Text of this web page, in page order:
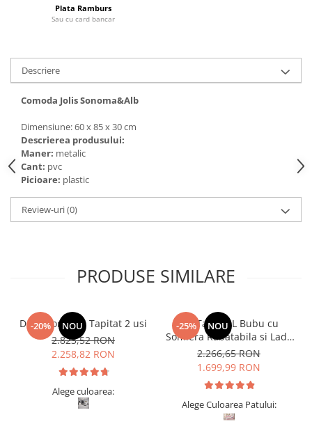
Plata Ramburs
Sau cu card bancar
Descriere
Comoda Jolis Sonoma&Alb
Dimensiune: 60 x 85 x 30 cm
Descrierea produsului:
Maner: metalic
Cant: pvc
Picioare: plastic
Review-uri(0)
PRODUSE SIMILARE
-20% NOU
Dormitor Vista Tapitat 2 usi
2.823,52 RON
2.258,82 RON
Alege culoarea:
-25% NOU
Pat Tapitat L Bubu cu
Somiera Rabatabila si Lada
de depozitare
2.266,65 RON
1.699,99 RON
Alege Culoarea Patului: